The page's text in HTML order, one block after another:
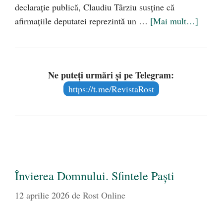
declarație publică, Claudiu Târziu susține că
afirmațiile deputatei reprezintă un … [Mai mult…]
Ne puteți urmări și pe Telegram:
https://t.me/RevistaRost
Învierea Domnului. Sfintele Paști
12 aprilie 2026 de Rost Online